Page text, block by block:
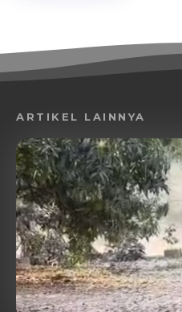
ARTIKEL LAINNYA